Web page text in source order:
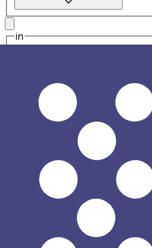
in
$
USD US-Dollar
003183
USD
Mid-Market-Kurs um 17:56 UTC
Geld senden
Sprechen Sie noch heute mit
Termin für ein Gespräch